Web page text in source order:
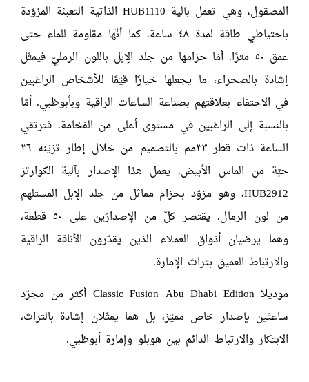
المصقول، وهي تعمل بآلية HUB1110 الذاتية التعبئة المزوّدة
باحتياطي طاقة لمدة ٤٨ ساعة، كما أنّها مقاومة للماء حتى
عمق ٥٠ مترًا. أمّا حزامها من جلد الإبل باللون الرمليّ فيمثّل
إشادة بالصحراء، ما يجعلها خيارًا قيّمًا للأشخاص الراغبين
في الاحتفاء بعلاقتهم بصناعة الساعات الراقية وبأبوظبي. أمّا
بالنسبة إلى الراغبين في مستوى أعلى من الفخامة، فترتقي
الساعة ذات قطر ٣٣مم بالتصميم من خلال إطار تزيّنه ٣٦
حبّة من الماس الأبيض. يعمل هذا الإصدار بآلية الكوارتز
HUB2912، وهو مزوّد بحزام مماثل من جلد الإبل المستلهم
من لون الرمال. يقتصر كلّ من الإصدارَين على ٥٠ قطعة،
وهما يرضيان أذواق العملاء الذين يقدّرون الأناقة الراقية
والارتباط العميق بتراث الإمارة.
موديلا Classic Fusion Abu Dhabi Edition أكثر من مجرّد
ساعتَين بإصدار خاص مميّز، بل هما يمثّلان إشادة بالتراث،
الابتكار والارتباط الدائم بين هوبلو وإمارة أبوظبي.